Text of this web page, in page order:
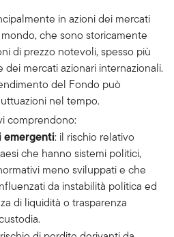
in azioni dei mercati
che sono storicamente
di prezzo notevoli, spesso più
mercati azionari internazionali.
del Fondo può
nel tempo.
comprendono:
emergenti: il rischio relativo
che hanno sistemi politici,
meno sviluppati e che
da instabilità politica ed
di liquidità o trasparenza